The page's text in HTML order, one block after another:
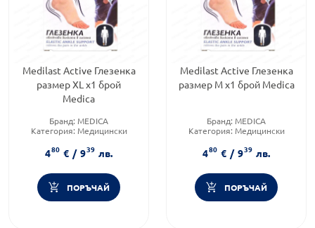
Medilast Active Глезенка
размер XL x1 брой
Medica
Бранд: MEDICA
Категория: Медицински
480 € / 939 лв.
ПОРЪЧАЙ
Medilast Active Глезенка
размер M x1 брой Medica
Бранд: MEDICA
Категория: Медицински
480 € / 939 лв.
ПОРЪЧАЙ